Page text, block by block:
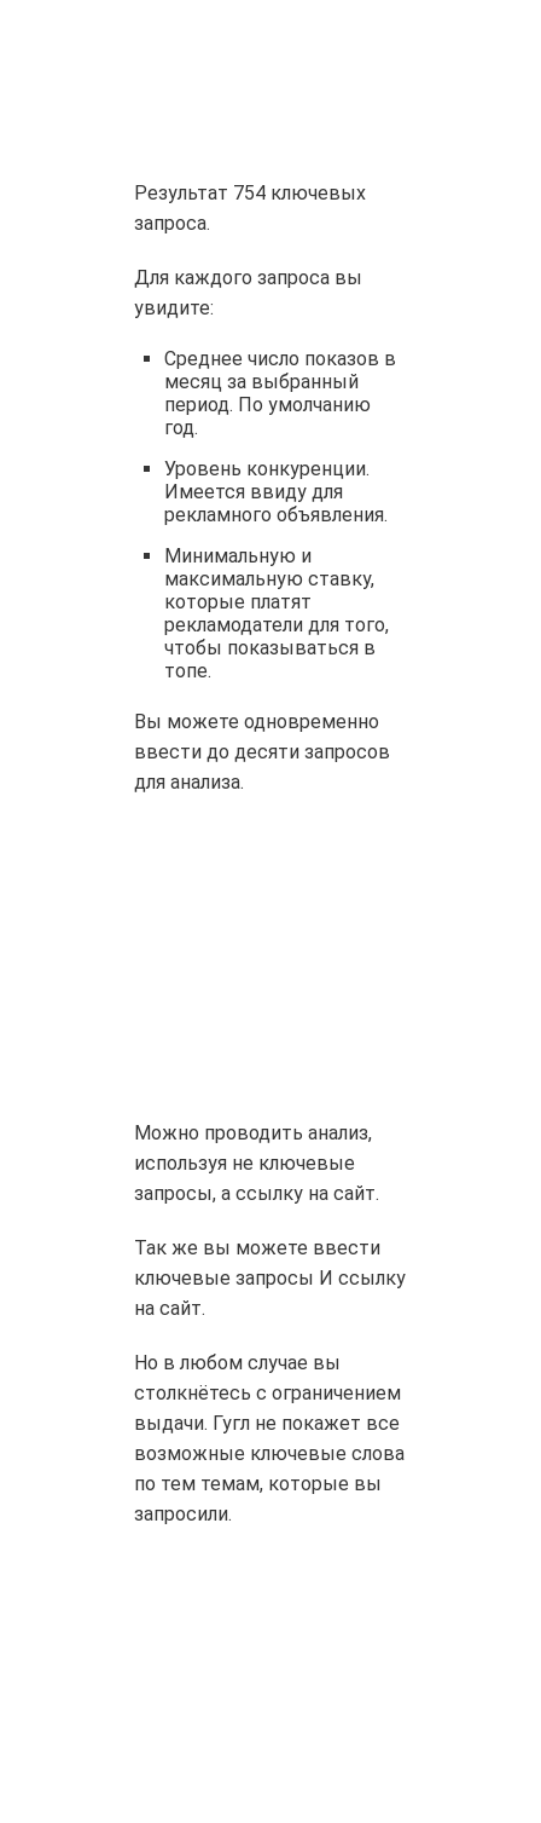
Результат 754 ключевых
запроса.
Для каждого запроса вы
увидите:
Среднее число показов в
месяц за выбранный
период. По умолчанию
год.
Уровень конкуренции.
Имеется ввиду для
рекламного объявления.
Минимальную и
максимальную ставку,
которые платят
рекламодатели для того,
чтобы показываться в
топе.
Вы можете одновременно
ввести до десяти запросов
для анализа.
Можно проводить анализ,
используя не ключевые
запросы, а ссылку на сайт.
Так же вы можете ввести
ключевые запросы И ссылку
на сайт.
Но в любом случае вы
столкнётесь с ограничением
выдачи. Гугл не покажет все
возможные ключевые слова
по тем темам, которые вы
запросили.